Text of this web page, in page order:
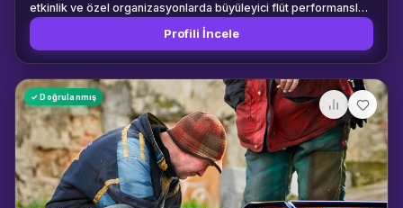
etkinlik ve özel organizasyonlarda büyüleyici flüt performansları
sunmaktadır. Konservatuar mezunu, 10 yıllık sahne deneyimi ile
klasik ve modern repertuvarda ustalıkla çalmaktadır. Tek başına
veya eşlikçi müzisyenlerle birlikte performans seçenekleri
mevcuttur. İstanbul ve çevre illere hizmet vermektedir.
Profili İncele
✓ Doğrulanmış